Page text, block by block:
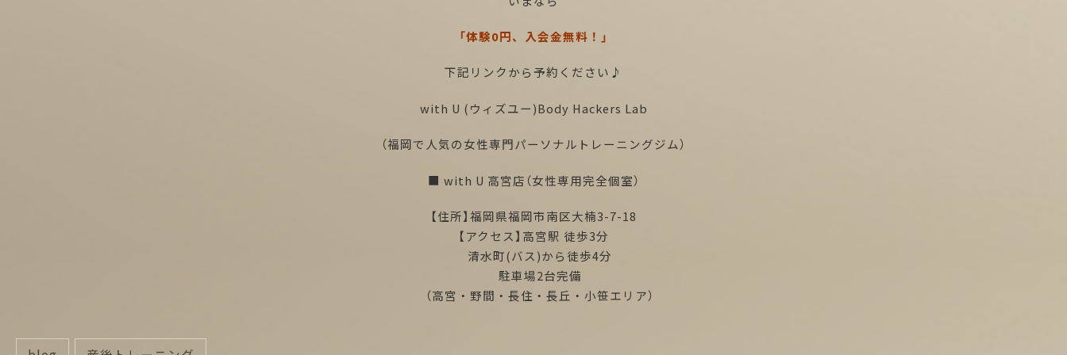
「体験0円、入会金無料！」
下記リンクから予約ください♪
with U (ウィズユー)Body Hackers Lab
（福岡で人気の女性専門パーソナルトレーニングジム）
■ with U 高宮店（女性専用完全個室）
【住所】福岡県福岡市南区大楠3-7-18
【アクセス】高宮駅 徒歩3分
清水町(バス)から徒歩4分
駐車場2台完備
（高宮・野間・長住・長丘・小笹エリア）